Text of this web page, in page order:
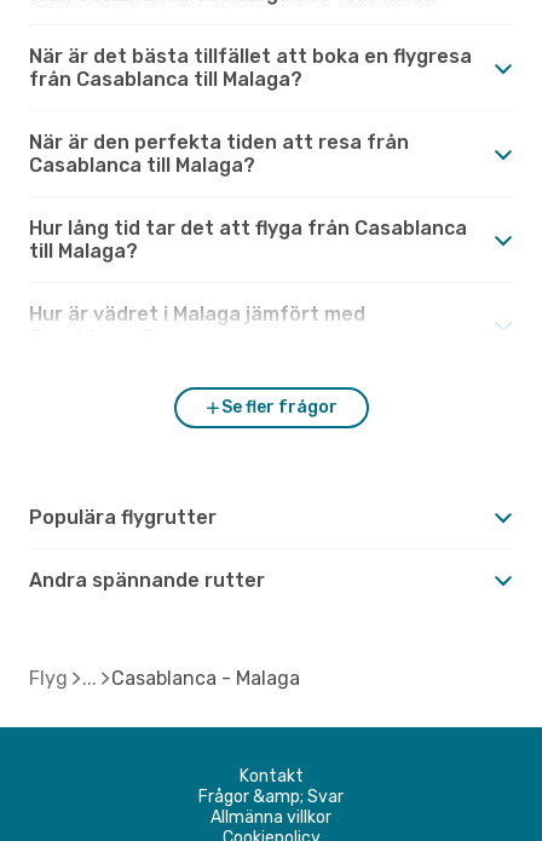
När är det bästa tillfället att boka en flygresa
från Casablanca till Malaga?
När är den perfekta tiden att resa från
Casablanca till Malaga?
Hur lång tid tar det att flyga från Casablanca
till Malaga?
Hur är vädret i Malaga jämfört med
Se fler frågor
Populära flygrutter
Andra spännande rutter
Flyg Casablanca - Malaga
Kontakt
Frågor &amp; Svar
Allmänna villkor